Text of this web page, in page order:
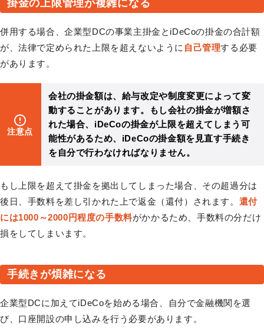
掛金の上限管理が複雑になる
併用する場合、企業型DCの事業主掛金とiDeCoの掛金の合計額
が、法律で定められた上限を超えないように 自己管理する必要
があります。
注意点
会社の掛金額は、給与改定や制度変更によって変
動することがあります。もし会社の掛金が増額さ
れた場合、iDeCoの掛金が上限を超えてしまう可
能性があるため、iDeCoの掛金額を見直す手続き
を自分で行わなければなりません。
もし上限を超えて掛金を拠出してしまった場合、その超過分は
後日、手数料を差し引かれた上で返金（還付）されます。 還付
には1000～2000円程度の手数料がかかるため、手数料の分だけ
損をしてしまいます。
手続きが煩雑になる
企業型DCに加えてiDeCoを始める場合、自分で金融機関を選
び、口座開設の申し込みを行う必要があります。